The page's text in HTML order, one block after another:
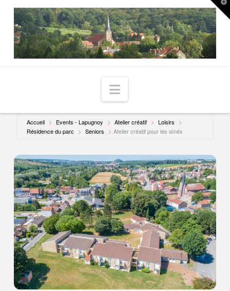
Navigation
Accueil Events - Lapugnoy Atelier créatif
Loisirs
Résidence du parc
Seniors Atelier créatif pour les aînés